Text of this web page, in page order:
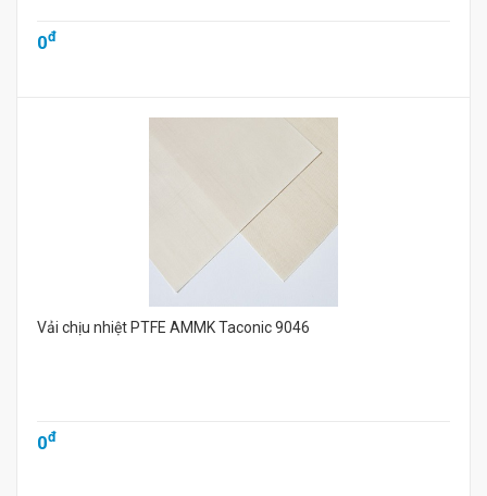
0đ
Vải chịu nhiệt PTFE AMMK Taconic 9046
0đ